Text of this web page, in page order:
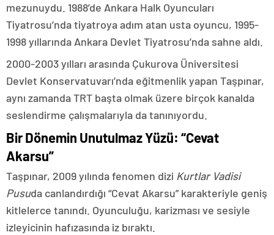
mezunuydu. 1988’de Ankara Halk Oyuncuları
Tiyatrosu’nda tiyatroya adım atan usta oyuncu, 1995-
1998 yıllarında Ankara Devlet Tiyatrosu’nda sahne aldı.
2000-2003 yılları arasında Çukurova Üniversitesi
Devlet Konservatuvarı’nda eğitmenlik yapan Taşpınar,
aynı zamanda TRT başta olmak üzere birçok kanalda
seslendirme çalışmalarıyla da tanınıyordu.
Bir Dönemin Unutulmaz Yüzü: “Cevat
Akarsu”
Taşpınar, 2009 yılında fenomen dizi Kurtlar Vadisi
Pusuda canlandırdığı “Cevat Akarsu” karakteriyle geniş
kitlelerce tanındı. Oyunculuğu, karizması ve sesiyle
izleyicinin hafızasında iz bıraktı.